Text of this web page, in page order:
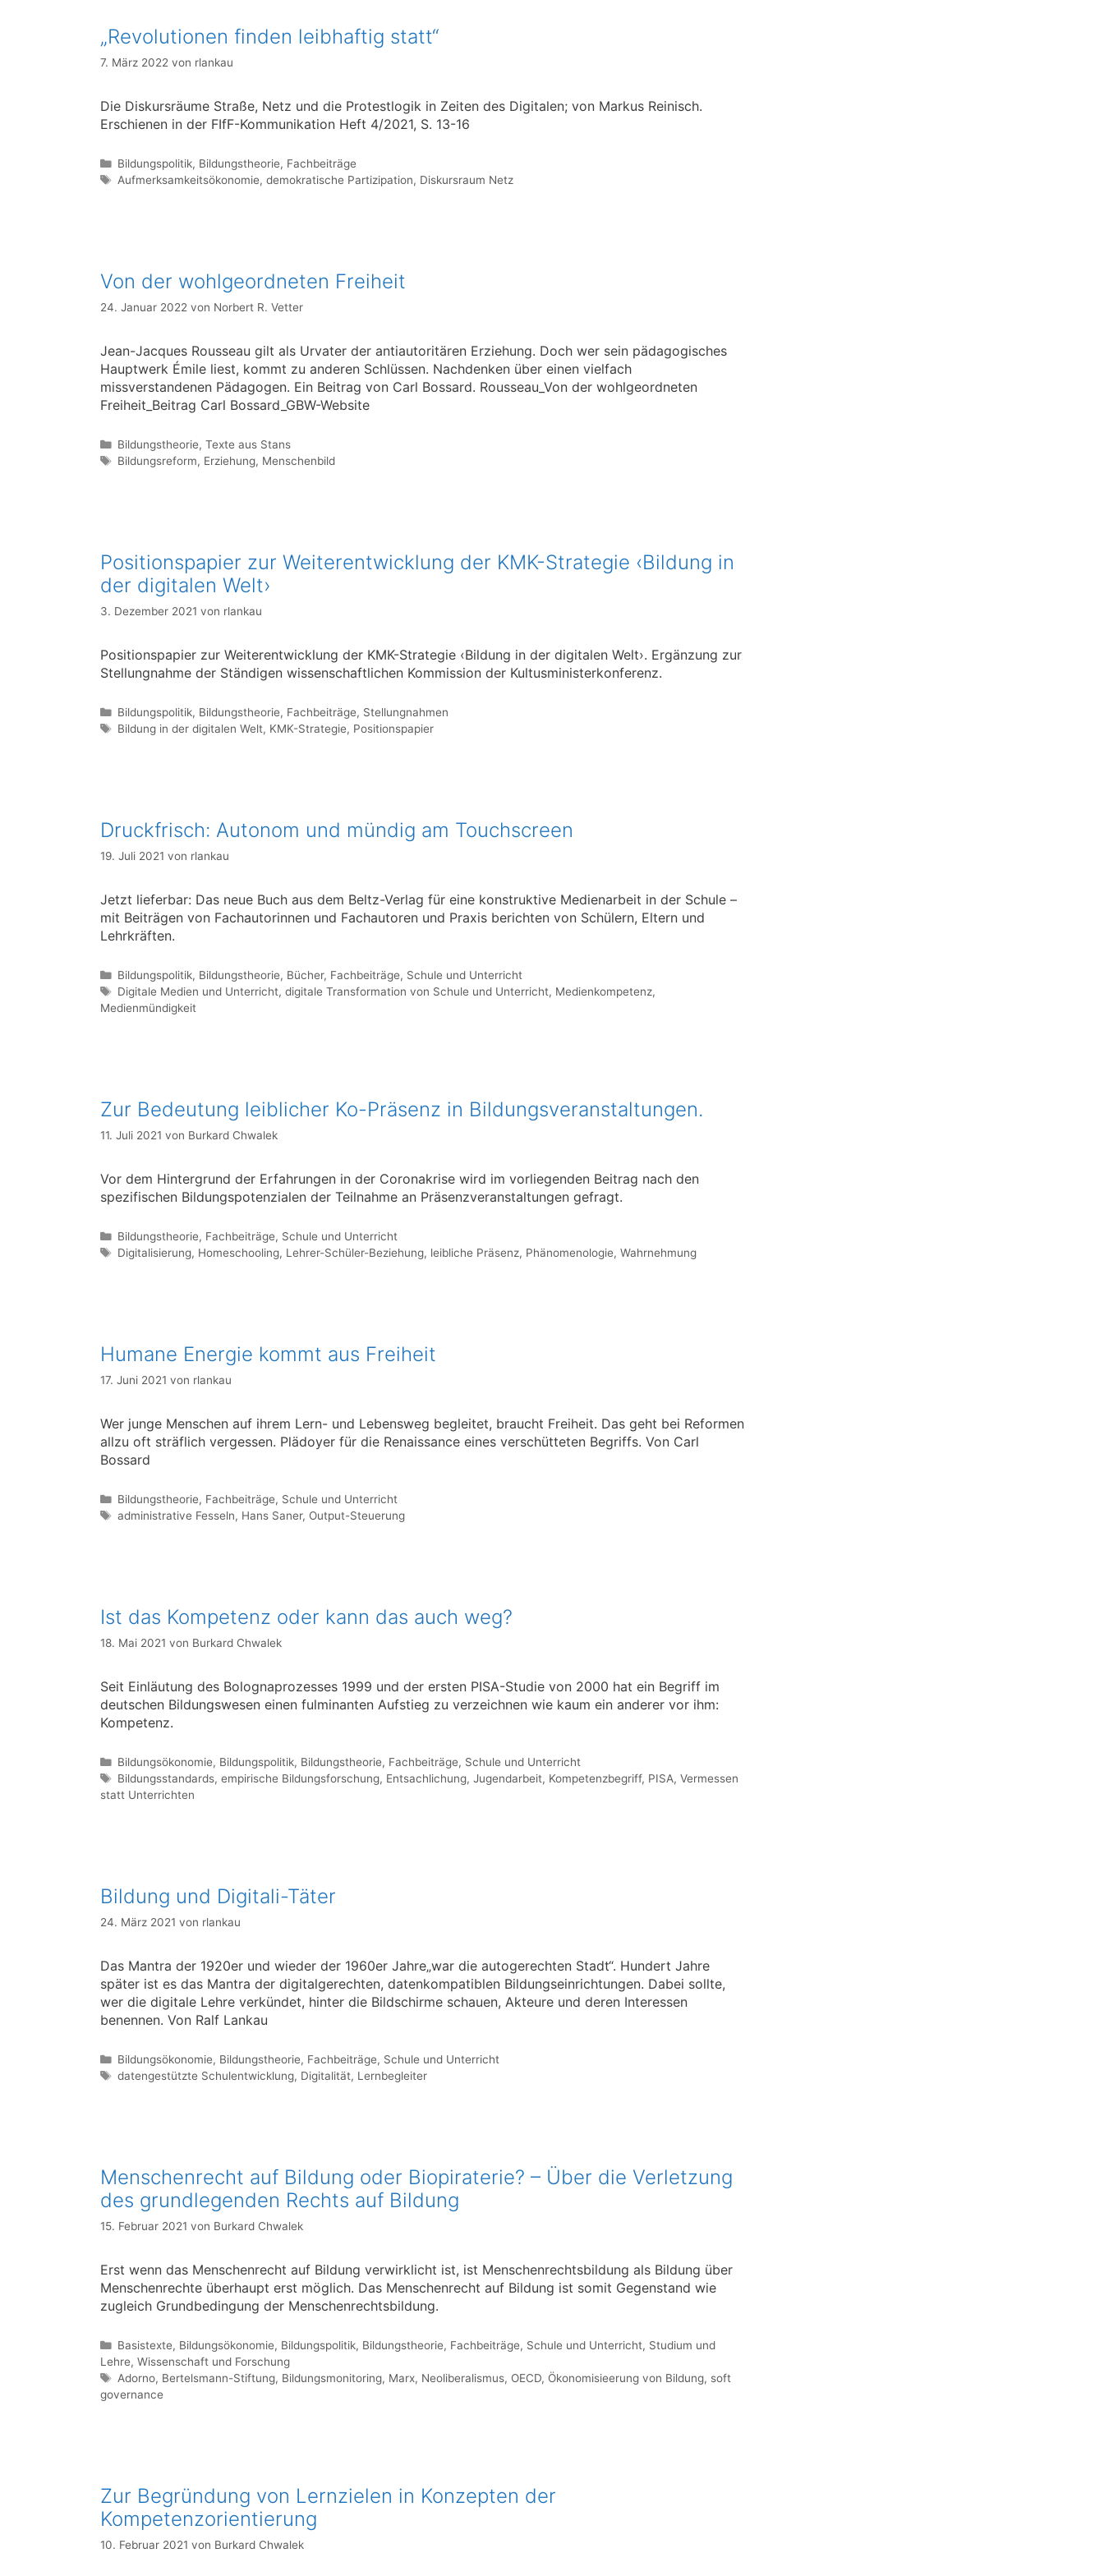
„Revolutionen finden leibhaftig statt“
7. März 2022 von rlankau
Die Diskursräume Straße, Netz und die Protestlogik in Zeiten des Digitalen; von Markus Reinisch.
Erschienen in der FIfF-Kommunikation Heft 4/2021, S. 13-16
Kategorien
Bildungspolitik, Bildungstheorie, Fachbeiträge
Schlagwörter
Aufmerksamkeitsökonomie,demokratische Partizipation, Diskursraum Netz
Von der wohlgeordneten Freiheit
24. Januar 2022 von Norbert R. Vetter
Jean-Jacques Rousseau gilt als Urvater der antiautoritären Erziehung. Doch wer sein pädagogisches
Hauptwerk Émile liest, kommt zu anderen Schlüssen. Nachdenken über einen vielfach
missverstandenen Pädagogen. Ein Beitrag von Carl Bossard. Rousseau_Von der wohlgeordneten
Freiheit_Beitrag Carl Bossard_GBW-Website
Kategorien
Bildungstheorie,Texte aus Stans
Schlagwörter
Bildungsreform, Erziehung, Menschenbild
Positionspapier zur Weiterentwicklung der KMK-Strategie ‹Bildung in
der digitalen Welt›
3. Dezember 2021 von rlankau
Positionspapier zur Weiterentwicklung der KMK-Strategie ‹Bildung in der digitalen Welt›. Ergänzung zur
Stellungnahme der Ständigen wissenschaftlichen Kommission der Kultusministerkonferenz.
Kategorien
Bildungspolitik, Bildungstheorie, Fachbeiträge, Stellungnahmen
Schlagwörter
Bildung in der digitalen Welt, KMK-Strategie, Positionspapier
Druckfrisch: Autonom und mündig am Touchscreen
19. Juli 2021 von rlankau
Jetzt lieferbar: Das neue Buch aus dem Beltz-Verlag für eine konstruktive Medienarbeit in der Schule –
mit Beiträgen von Fachautorinnen und Fachautoren und Praxis berichten von Schülern, Eltern und
Lehrkräften.
Kategorien
Bildungspolitik, Bildungstheorie, Bücher, Fachbeiträge, Schule und Unterricht
Schlagwörter
Digitale Medien und Unterricht,digitale Transformation von Schule und Unterricht, Medienkompetenz,
Medienmündigkeit
Zur Bedeutung leiblicher Ko-Präsenz in Bildungsveranstaltungen.
11. Juli 2021 von Burkard Chwalek
Vor dem Hintergrund der Erfahrungen in der Coronakrise wird im vorliegenden Beitrag nach den
spezifischen Bildungspotenzialen der Teilnahme an Präsenzveranstaltungen gefragt.
Kategorien
Bildungstheorie, Fachbeiträge, Schule und Unterricht
Schlagwörter
Digitalisierung, Homeschooling, Lehrer-Schüler-Beziehung, leibliche Präsenz, Phänomenologie,Wahrnehmung
Humane Energie kommt aus Freiheit
17. Juni 2021 von rlankau
Wer junge Menschen auf ihrem Lern- und Lebensweg begleitet, braucht Freiheit. Das geht bei Reformen
allzu oft sträflich vergessen. Plädoyer für die Renaissance eines verschütteten Begriffs. Von Carl
Bossard
Kategorien
Bildungstheorie, Fachbeiträge, Schule und Unterricht
Schlagwörter
administrative Fesseln, Hans Saner, Output-Steuerung
Ist das Kompetenz oder kann das auch weg?
18. Mai 2021 von Burkard Chwalek
Seit Einläutung des Bolognaprozesses 1999 und der ersten PISA-Studie von 2000 hat ein Begriff im
deutschen Bildungswesen einen fulminanten Aufstieg zu verzeichnen wie kaum ein anderer vor ihm:
Kompetenz.
Kategorien
Bildungsökonomie, Bildungspolitik, Bildungstheorie, Fachbeiträge, Schule und Unterricht
Schlagwörter
Bildungsstandards,empirische Bildungsforschung, Entsachlichung,Jugendarbeit, Kompetenzbegriff, PISA,Vermessen
statt Unterrichten
Bildung und Digitali-Täter
24. März 2021 von rlankau
Das Mantra der 1920er und wieder der 1960er Jahre„war die autogerechten Stadt“. Hundert Jahre
später ist es das Mantra der digitalgerechten, datenkompatiblen Bildungseinrichtungen. Dabei sollte,
wer die digitale Lehre verkündet, hinter die Bildschirme schauen, Akteure und deren Interessen
benennen. Von Ralf Lankau
Kategorien
Bildungsökonomie, Bildungstheorie, Fachbeiträge, Schule und Unterricht
Schlagwörter
datengestützte Schulentwicklung, Digitalität, Lernbegleiter
Menschenrecht auf Bildung oder Biopiraterie? – Über die Verletzung
des grundlegenden Rechts auf Bildung
15. Februar 2021 von Burkard Chwalek
Erst wenn das Menschenrecht auf Bildung verwirklicht ist, ist Menschenrechtsbildung als Bildung über
Menschenrechte überhaupt erst möglich. Das Menschenrecht auf Bildung ist somit Gegenstand wie
zugleich Grundbedingung der Menschenrechtsbildung.
Kategorien
Basistexte, Bildungsökonomie, Bildungspolitik, Bildungstheorie, Fachbeiträge, Schule und Unterricht, Studium und
Lehre, Wissenschaft und Forschung
Schlagwörter
Adorno, Bertelsmann-Stiftung, Bildungsmonitoring, Marx, Neoliberalismus, OECD, Ökonomisieerung von Bildung, soft
governance
Zur Begründung von Lernzielen in Konzepten der
Kompetenzorientierung
10. Februar 2021 von Burkard Chwalek